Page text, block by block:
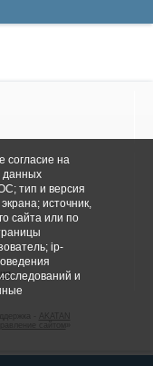
сайтом
согласие на
данных
тип и версия
источник,
сайта или по
ip-
и